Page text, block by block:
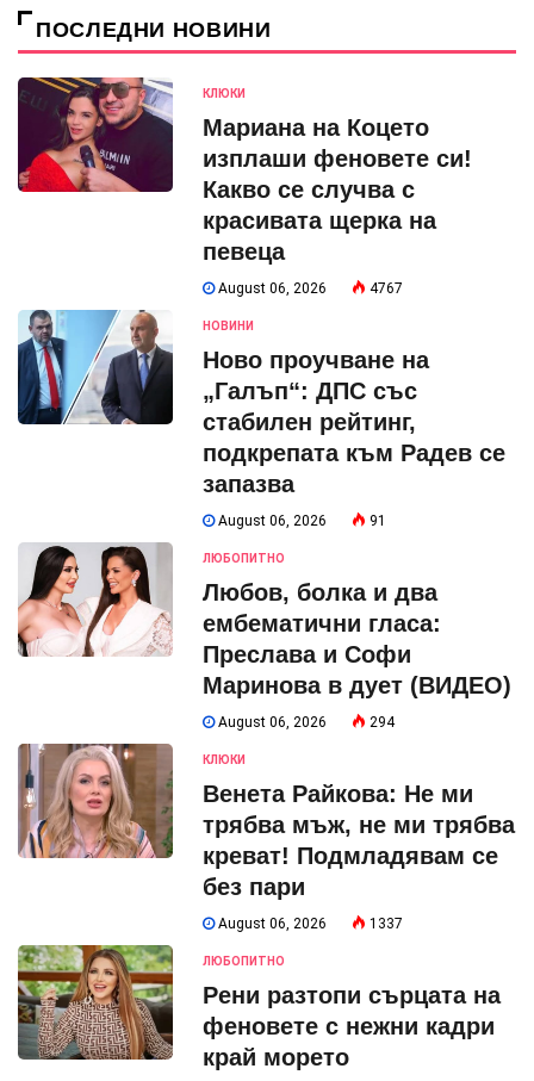
ПОСЛЕДНИ НОВИНИ
КЛЮКИ
Мариана на Коцето
изплаши феновете си!
Какво се случва с
красивата щерка на
певеца
August 06, 2026 4767
НОВИНИ
Ново проучване на
„Галъп“: ДПС със
стабилен рейтинг,
подкрепата към Радев се
запазва
August 06, 2026 91
ЛЮБОПИТНО
Любов, болка и два
ембематични гласа:
Преслава и Софи
Маринова в дует (ВИДЕО)
August 06, 2026 294
КЛЮКИ
Венета Райкова: Не ми
трябва мъж, не ми трябва
креват! Подмладявам се
без пари
August 06, 2026 1337
ЛЮБОПИТНО
Рени разтопи сърцата на
феновете с нежни кадри
край морето